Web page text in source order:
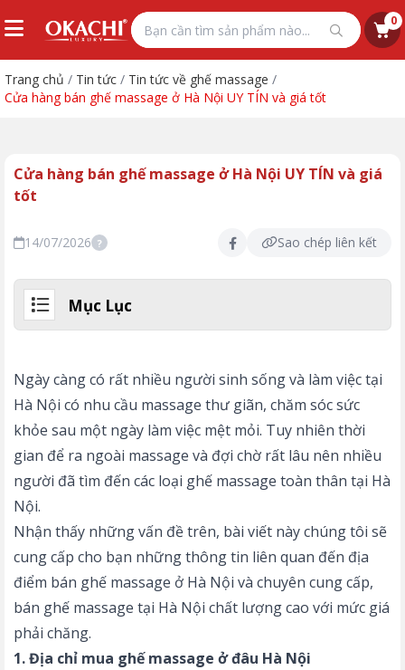
0
Trang chủ / Tin tức / Tin tức về ghế massage /
Cửa hàng bán ghế massage ở Hà Nội UY TÍN và giá tốt
Cửa hàng bán ghế massage ở Hà Nội UY TÍN và giá
tốt
14/07/2026 ? Sao chép liên kết
Mục Lục
Ngày càng có rất nhiều người sinh sống và làm việc tại
Hà Nội có nhu cầu massage thư giãn, chăm sóc sức
khỏe sau một ngày làm việc mệt mỏi. Tuy nhiên thời
gian để ra ngoài massage và đợi chờ rất lâu nên nhiều
người đã tìm đến các loại ghế massage toàn thân tại Hà
Nội.
Nhận thấy những vấn đề trên, bài viết này chúng tôi sẽ
cung cấp cho bạn những thông tin liên quan đến địa
điểm bán ghế massage ở Hà Nội và chuyên cung cấp,
bán ghế massage tại Hà Nội chất lượng cao với mức giá
phải chăng.
1. Địa chỉ mua ghế massage ở đâu Hà Nội